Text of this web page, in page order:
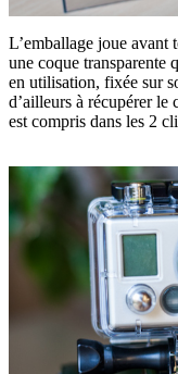
L’emballage joue
une coque transparente
en utilisation, fixée sur
d’ailleurs à récupérer
est compris dans les 2